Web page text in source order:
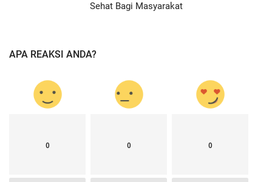
Sehat Bagi Masyarakat
APA REAKSI ANDA?
0 0 0